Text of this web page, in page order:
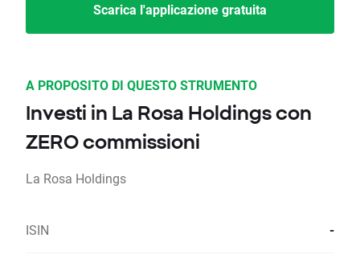
Scarica l'applicazione gratuita
A PROPOSITO DI QUESTO STRUMENTO
Investi in La Rosa Holdings con
ZERO commissioni
La Rosa Holdings
ISIN -